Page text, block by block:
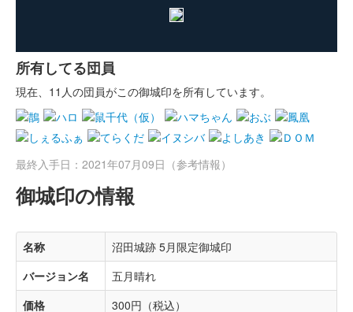
所有してる団員
現在、11人の団員がこの御城印を所有しています。
最終入手日：2021年07月09日（参考情報）
御城印の情報
名称
沼田城跡 5月限定御城印
バージョン名
五月晴れ
価格
300円（税込）